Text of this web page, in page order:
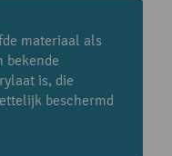
materiaal als
bekende
is, die
beschermd